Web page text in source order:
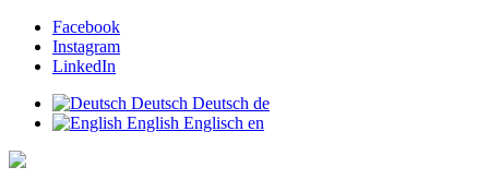
Facebook
Instagram
LinkedIn
Deutsch Deutsch de
English Englisch en